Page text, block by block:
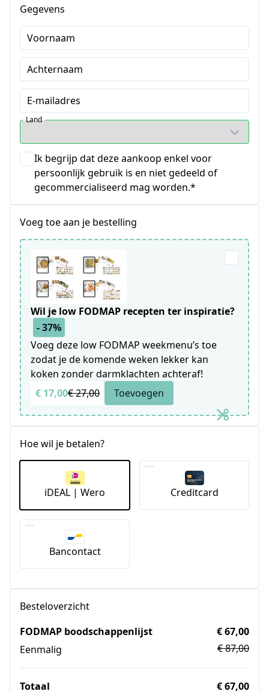
Gegevens
Voornaam
Achternaam
E-mailadres
Land
Ik begrijp dat deze aankoop enkel voor
persoonlijk gebruik is en niet gedeeld of
gecommercialiseerd mag worden.*
Voeg toe aan je bestelling
Wil je low FODMAP recepten ter inspiratie?
- 37%
Voeg deze low FODMAP weekmenu’s toe
zodat je de komende weken lekker kan
koken zonder darmklachten achteraf!
€ 17,00€ 27,00 Toevoegen
Hoe wil je betalen?
iDEAL | Wero Creditcard
Bancontact
Besteloverzicht
FODMAP boodschappenlijst
Eenmalig
€ 67,00
€ 87,00
Totaal € 67,00